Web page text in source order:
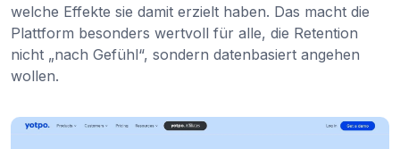
welche Effekte sie damit erzielt haben. Das macht die
Plattform besonders wertvoll für alle, die Retention
nicht „nach Gefühl“, sondern datenbasiert angehen
wollen.